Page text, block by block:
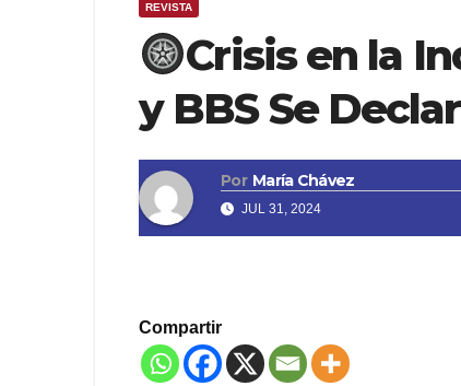
REVISTA
Crisis en la
y BBS Se
Por María Chávez
JUL 31, 2024
Compartir